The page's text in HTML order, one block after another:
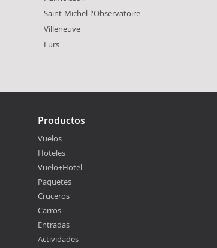
Saint-Michel-l'Observatoire
Villeneuve
Lurs
Productos
Vuelos
Hoteles
Vuelo+Hotel
Paquetes
Cruceros
Carros
Entradas
Actividades